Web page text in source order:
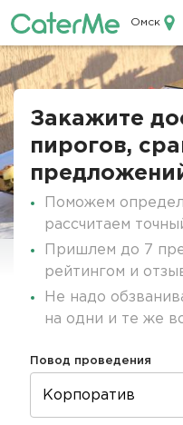
Омск
Строка
Закажите
пирогов,
Поможем
рассчитаем
Пришлем до 7
рейтингом и
Не надо
на одни и те же
Повод проведения